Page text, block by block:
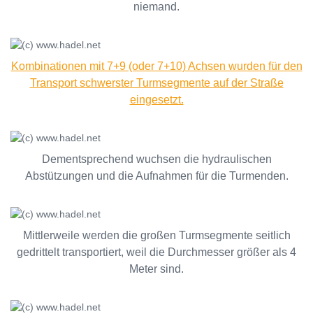
niemand.
Kombinationen mit 7+9 (oder 7+10) Achsen wurden für den
Transport schwerster Turmsegmente auf der Straße
eingesetzt.
Dementsprechend wuchsen die hydraulischen
Abstützungen und die Aufnahmen für die Turmenden.
Mittlerweile werden die großen Turmsegmente seitlich
gedrittelt transportiert, weil die Durchmesser größer als 4
Meter sind.